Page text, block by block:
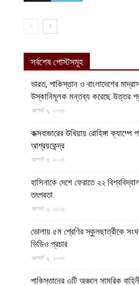
সর্বশেষ পোস্টসমূহ
ভারত, পাকিস্তান ও বাংলাদেশের
উস্কানিমূলক মন্তব্য করেছে উত্তর
আগস্ট ৬, ২০২৬
কক্সবাজারের উখিয়ায় রোহিঙ্গা
আশ্রয়কেন্দ্র
আগস্ট ৬, ২০২৬
হাসিনাকে দেশে ফেরাতে ২২
তৎপরতা
আগস্ট ৬, ২০২৬
ভোলায় ৫ম শ্রেণির স্কুলছাত্রীকে
ভিডিও প্রচার
আগস্ট ৬, ২০২৬
পাকিস্তানের ৩টি অঞ্চলে সামরিক